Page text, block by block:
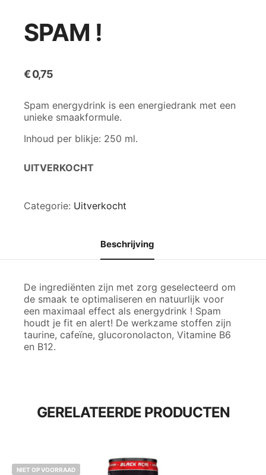
SPAM !
€0,75
Spam energydrink is een energiedrank met een
unieke smaakformule.
Inhoud per blikje: 250 ml.
UITVERKOCHT
Categorie: Uitverkocht
Beschrijving
De ingrediënten zijn met zorg geselecteerd om
de smaak te optimaliseren en natuurlijk voor
een maximaal effect als energydrink ! Spam
houdt je fit en alert! De werkzame stoffen zijn
taurine, cafeïne, glucoronolacton, Vitamine B6
en B12.
GERELATEERDE PRODUCTEN
NIET OP VOORRAAD